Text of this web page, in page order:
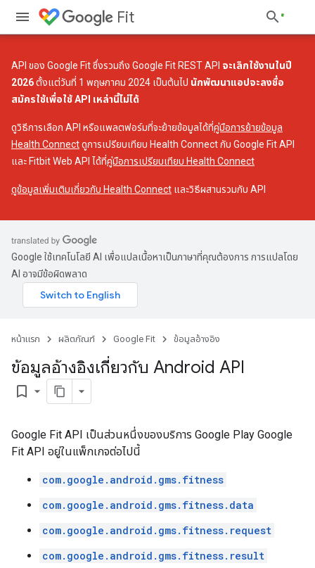
Fit
API ของ Google Fit ซึ่งรวมถึง Google Fit REST API จะเลิกใช้งานในปี
2026ตั้งแต่วันที่ 1 พฤษภาคม 2024 เป็นต้นไป นักพัฒนาแอปจะลงชื่อ
สมัครใช้เพื่อใช้ API เหล่านี้ไม่ได้
ดูวิธีการเลือก API หรือแพลตฟอร์มที่จะย้ายข้อมูลได้ที่คู่มือการย้ายข้อมูล
Health Connectดูการเปรียบเทียบ Health Connect กับ Google Fit API
และ Fitbit Web API ได้ที่คู่มือการเปรียบเทียบ Health Connect
ดูข้อมูลเพิ่มเติมเกี่ยวกับ Health Connect และวิธีผสานรวมกับ API
Google ใช้เทคโนโลยี AI เพื่อแปลเนื้อหาเป็นภาษาที่คุณต้องการ การแปลโดย
AI อาจมีข้อผิดพลาด
หน้าแรก ผลิตภัณฑ์ Google Fit ข้อมูลอ้างอิง
ข้อมูลอ้างอิงเกี่ยวกับ Android API
bookmark_border
Google Fit API เป็นส่วนหนึ่งของบริการ Google Play Google
Fit API อยู่ในแพ็กเกจต่อไปนี้
com.google.android.gms.fitness
com.google.android.gms.fitness.data
com.google.android.gms.fitness.request
com.google.android.gms.fitness.result